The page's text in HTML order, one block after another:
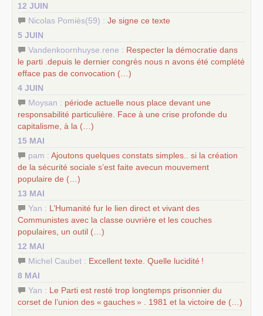
12 JUIN
Nicolas Pomiès(59) : Je signe ce texte
5 JUIN
Vandenkoornhuyse.rene : Respecter la démocratie dans
le parti .depuis le dernier congrès nous n avons été complété
efface pas de convocation (…)
4 JUIN
Moysan : période actuelle nous place devant une
responsabilité particulière. Face à une crise profonde du
capitalisme, à la (…)
15 MAI
pam : Ajoutons quelques constats simples.. si la création
de la sécurité sociale s’est faite avecun mouvement
populaire de (…)
13 MAI
Yan : L’Humanité fur le lien direct et vivant des
Communistes avec la classe ouvrière et les couches
populaires, un outil (…)
12 MAI
Michel Caubet : Excellent texte. Quelle lucidité !
8 MAI
Yan : Le Parti est resté trop longtemps prisonnier du
corset de l’union des « gauches» . 1981 et la victoire de (…)